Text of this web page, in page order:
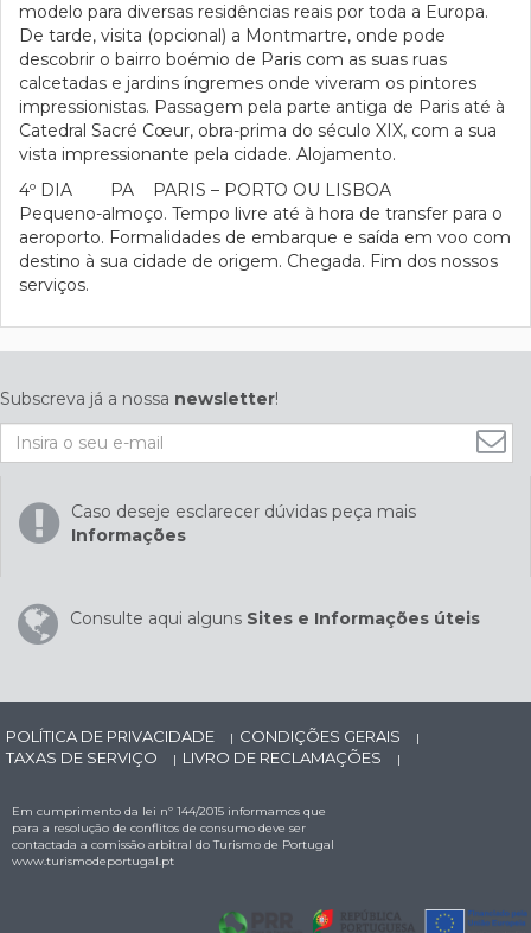
modelo para diversas residências reais por toda a Europa.
De tarde, visita (opcional) a Montmartre, onde pode
descobrir o bairro boémio de Paris com as suas ruas
calcetadas e jardins íngremes onde viveram os pintores
impressionistas. Passagem pela parte antiga de Paris até à
Catedral Sacré Cœur, obra-prima do século XIX, com a sua
vista impressionante pela cidade. Alojamento.
4º DIA PA PARIS – PORTO OU LISBOA
Pequeno-almoço. Tempo livre até à hora de transfer para o
aeroporto. Formalidades de embarque e saída em voo com
destino à sua cidade de origem. Chegada. Fim dos nossos
serviços.
Subscreva já a nossa newsletter!
Caso deseje esclarecer dúvidas peça mais
Informações
Consulte aqui alguns Sites e Informações úteis
POLÍTICA DE PRIVACIDADE | CONDIÇÕES GERAIS |
TAXAS DE SERVIÇO | LIVRO DE RECLAMAÇÕES |
Em cumprimento da lei nº 144/2015 informamos que
para a resolução de conflitos de consumo deve ser
contactada a comissão arbitral do Turismo de Portugal
www.turismodeportugal.pt